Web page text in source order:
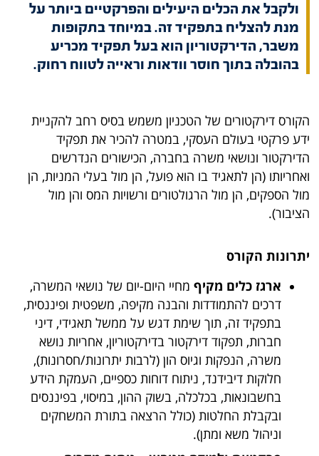
ולקבל את הכלים היעילים והפרקטיים ביותר על
מנת להצליח בתפקיד זה. במיוחד בתקופות
משבר, הדירקטוריון הוא בעל תפקיד מכריע
בהובלה בתוך חוסר וודאות וראייה לטווח רחוק.
הקורס דירקטורים של הטכניון משמש בסיס רחב להקניית
ידע פרקטי בעולם העסקי, במטרה להכיר את תפקיד
הדירקטור ונושאי משרה בחברה, הכישורים הנדרשים
ואחריותו (הן לתאגיד בו הוא פועל, הן מול בעלי המניות, הן
מול הספקים, הן מול הרגולטורים ורשויות המס והן מול
הציבור).
יתרונות הקורס
ארגז כלים מקיף מחיי היום-יום של נושאי המשרה,
דרכים להתמודדות והבנה מקיפה, משפטית ופיננסית,
בתפקיד זה, תוך שימת דגש על ממשל תאגידי, דיני
חברות, תפקוד דירקטור בדירקטוריון, אחריות נושא
משרה, הנפקות וגיוס הון (לרבות יתרונות/חסרונות),
חלוקות דיבידנד, ניתוח דוחות כספיים, העמקת הידע
בחשבונאות, בכלכלה, בשוק ההון, במיסוי, בפיננסים
ובקבלת החלטות (כולל הרצאה בתורת המשחקים
וניהול משא ומתן).